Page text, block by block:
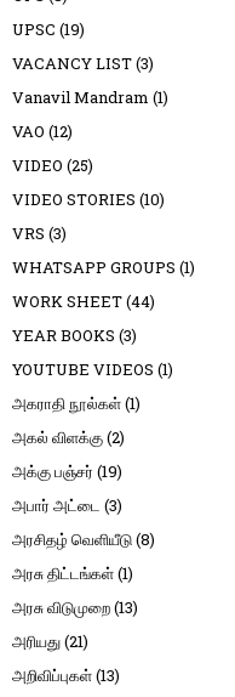
UPSC (19)
VACANCY LIST(3)
Vanavil Mandram (1)
VAO (12)
VIDEO (25)
VIDEO STORIES (10)
VRS (3)
WHATSAPP GROUPS (1)
WORK SHEET(44)
YEAR BOOKS (3)
YOUTUBE VIDEOS (1)
அகராதி நூல்கள்(1)
அகல் விளக்கு(2)
அக்கு பஞ்சர் (19)
அபார் அட்டை (3)
அரசிதழ் வெளியீடு(8)
அரசு திட்டங்கள்(1)
அரசு விடுமுறை(13)
அரியது(21)
அறிவிப்புகள்(13)